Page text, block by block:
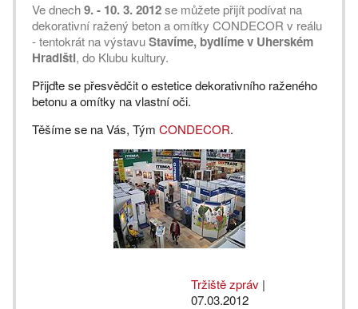
Ve dnech9. - 10. 3. 2012se můžete přijít podívat na
dekorativní ražený beton a omítky CONDECOR v reálu
- tentokrát na výstavuStavíme, bydlíme v Uherském
Hradišti, do Klubu kultury.
Přijďte se přesvědčit o estetice dekorativního raženého
betonu a omítky na vlastní oči.
Těšíme se na Vás, Tým CONDECOR.
Tržiště zpráv |
07.03.2012